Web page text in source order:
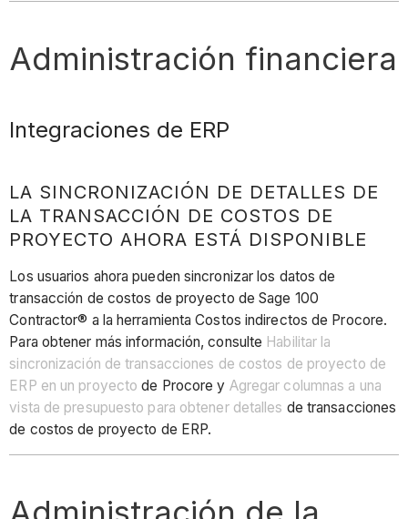
Administración financiera
Integraciones de ERP
LA SINCRONIZACIÓN DE DETALLES DE
LA TRANSACCIÓN DE COSTOS DE
PROYECTO AHORA ESTÁ DISPONIBLE
Los usuarios ahora pueden sincronizar los datos de
transacción de costos de proyecto de Sage 100
Contractor® a la herramienta Costos indirectos de Procore.
Para obtener más información, consulte Habilitar la
sincronización de transacciones de costos de proyecto de
ERP en un proyecto de Procore y Agregar columnas a una
vista de presupuesto para obtener detalles de transacciones
de costos de proyecto de ERP.